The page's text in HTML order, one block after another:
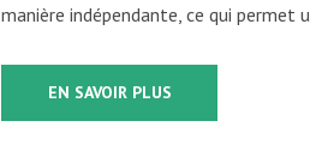
manière indépendante, ce qui
EN SAVOIR PLUS